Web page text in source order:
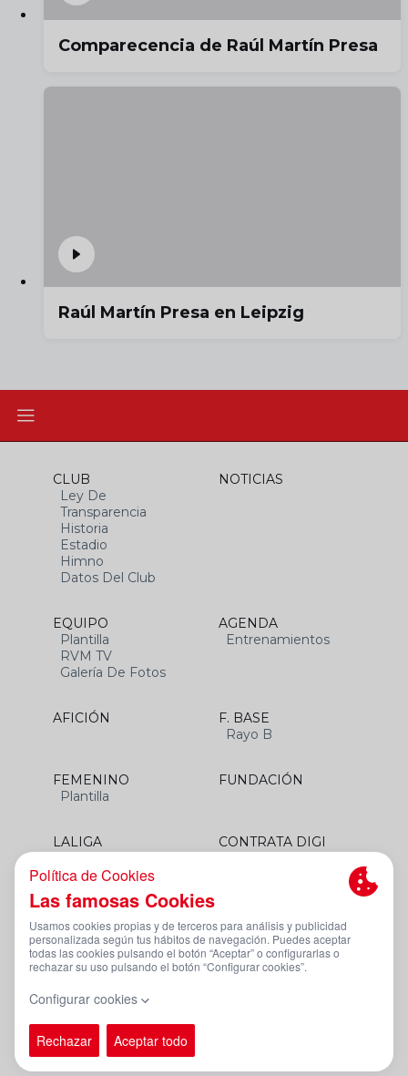
Comparecencia de Raúl Martín Presa
Raúl Martín Presa en Leipzig
CLUB
Ley De
Transparencia
Historia
Estadio
Himno
Datos Del Club
NOTICIAS
EQUIPO
Plantilla
RVM TV
Galería De Fotos
AGENDA
Entrenamientos
AFICIÓN
F. BASE
Rayo B
FEMENINO
Plantilla
FUNDACIÓN
LALIGA
CONTRATA DIGI
Aviso Legal Y Condiciones De Uso
Canal De Denuncias
PÁGINA OFICIAL © RAYO VALLECANO 2023